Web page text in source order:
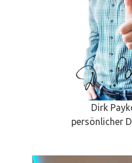
Dirk
persönlicher